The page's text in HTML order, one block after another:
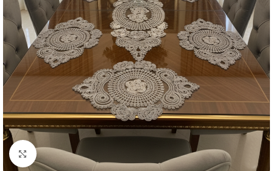
Resmi Büyüt